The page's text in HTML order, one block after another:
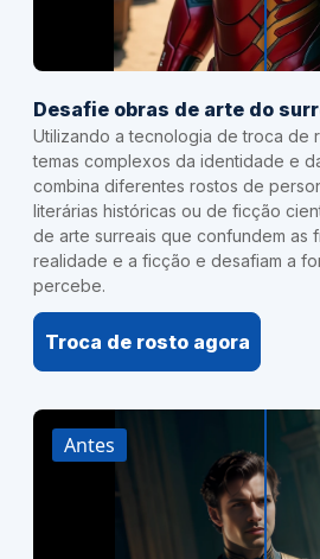
Desafie obras de arte do
Utilizando a tecnologia de troca de
temas complexos da identidade e
combina diferentes rostos de
literárias históricas ou de ficção
de arte surreais que confundem as
realidade e a ficção e desafiam a
percebe.
Troca de rosto agora
Antes